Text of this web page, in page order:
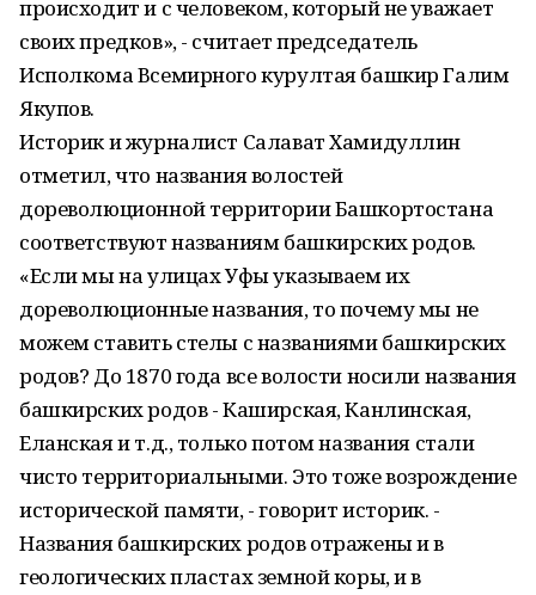
происходит и с человеком, который не уважает
своих предков», - считает председатель
Исполкома Всемирного курултая башкир Галим
Якупов.
Историк и журналист Салават Хамидуллин
отметил, что названия волостей
дореволюционной территории Башкортостана
соответствуют названиям башкирских родов.
«Если мы на улицах Уфы указываем их
дореволюционные названия, то почему мы не
можем ставить стелы с названиями башкирских
родов? До 1870 года все волости носили названия
башкирских родов - Каширская, Канлинская,
Еланская и т.д., только потом названия стали
чисто территориальными. Это тоже возрождение
исторической памяти, - говорит историк. -
Названия башкирских родов отражены и в
геологических пластах земной коры, и в